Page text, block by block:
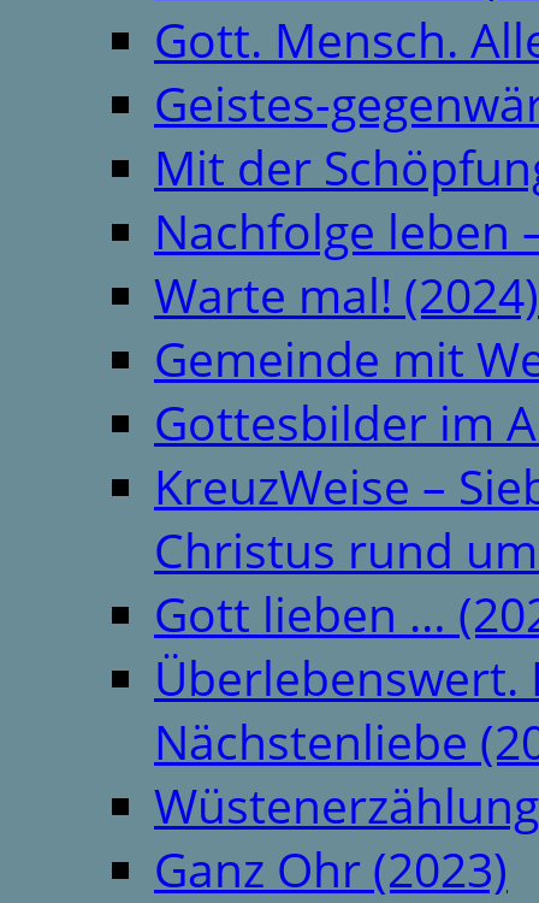
Gott. Mensch.
Geistes-
Mit der
Nachfolge leben
Warte mal! (2024)
Gemeinde mit
Gottesbilder im
KreuzWeise –
Christus rund
Gott lieben …
Überlebenswert.
Nächstenliebe
Ganz Ohr (2023)